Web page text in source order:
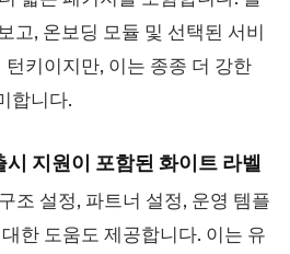
고, 온보딩 모듈 및 선택된 서비
키이지만, 이는 종종 더 강한
합니다.
지원이 포함된 화이트 라벨
조 설정, 파트너 설정, 운영 템플
한 도움도 제공합니다. 이는 유